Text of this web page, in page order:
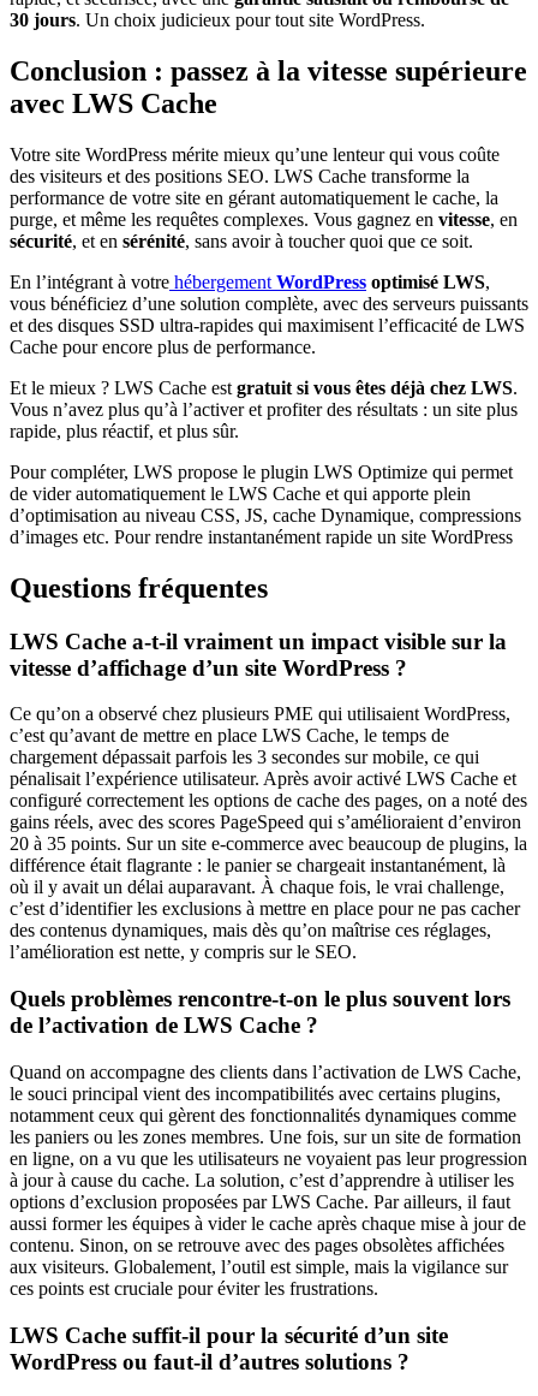
30 jours. Un choix judicieux pour tout site WordPress.
Conclusion : passez à la vitesse supérieure
avec LWS Cache
Votre site WordPress mérite mieux qu’une lenteur qui vous coûte
des visiteurs et des positions SEO. LWS Cache transforme la
performance de votre site en gérant automatiquement le cache, la
purge, et même les requêtes complexes. Vous gagnez en vitesse, en
sécurité, et en sérénité, sans avoir à toucher quoi que ce soit.
En l’intégrant à votre hébergement WordPress optimisé LWS,
vous bénéficiez d’une solution complète, avec des serveurs puissants
et des disques SSD ultra-rapides qui maximisent l’efficacité de LWS
Cache pour encore plus de performance.
Et le mieux ? LWS Cache est gratuit si vous êtes déjà chez LWS.
Vous n’avez plus qu’à l’activer et profiter des résultats : un site plus
rapide, plus réactif, et plus sûr.
Pour compléter, LWS propose le plugin LWS Optimize qui permet
de vider automatiquement le LWS Cache et qui apporte plein
d’optimisation au niveau CSS, JS, cache Dynamique, compressions
d’images etc. Pour rendre instantanément rapide un site WordPress
Questions fréquentes
LWS Cache a-t-il vraiment un impact visible sur la
vitesse d’affichage d’un site WordPress ?
Ce qu’on a observé chez plusieurs PME qui utilisaient WordPress,
c’est qu’avant de mettre en place LWS Cache, le temps de
chargement dépassait parfois les 3 secondes sur mobile, ce qui
pénalisait l’expérience utilisateur. Après avoir activé LWS Cache et
configuré correctement les options de cache des pages, on a noté des
gains réels, avec des scores PageSpeed qui s’amélioraient d’environ
20 à 35 points. Sur un site e-commerce avec beaucoup de plugins, la
différence était flagrante : le panier se chargeait instantanément, là
où il y avait un délai auparavant. À chaque fois, le vrai challenge,
c’est d’identifier les exclusions à mettre en place pour ne pas cacher
des contenus dynamiques, mais dès qu’on maîtrise ces réglages,
l’amélioration est nette, y compris sur le SEO.
Quels problèmes rencontre-t-on le plus souvent lors
de l’activation de LWS Cache ?
Quand on accompagne des clients dans l’activation de LWS Cache,
le souci principal vient des incompatibilités avec certains plugins,
notamment ceux qui gèrent des fonctionnalités dynamiques comme
les paniers ou les zones membres. Une fois, sur un site de formation
en ligne, on a vu que les utilisateurs ne voyaient pas leur progression
à jour à cause du cache. La solution, c’est d’apprendre à utiliser les
options d’exclusion proposées par LWS Cache. Par ailleurs, il faut
aussi former les équipes à vider le cache après chaque mise à jour de
contenu. Sinon, on se retrouve avec des pages obsolètes affichées
aux visiteurs. Globalement, l’outil est simple, mais la vigilance sur
ces points est cruciale pour éviter les frustrations.
LWS Cache suffit-il pour la sécurité d’un site
WordPress ou faut-il d’autres solutions ?